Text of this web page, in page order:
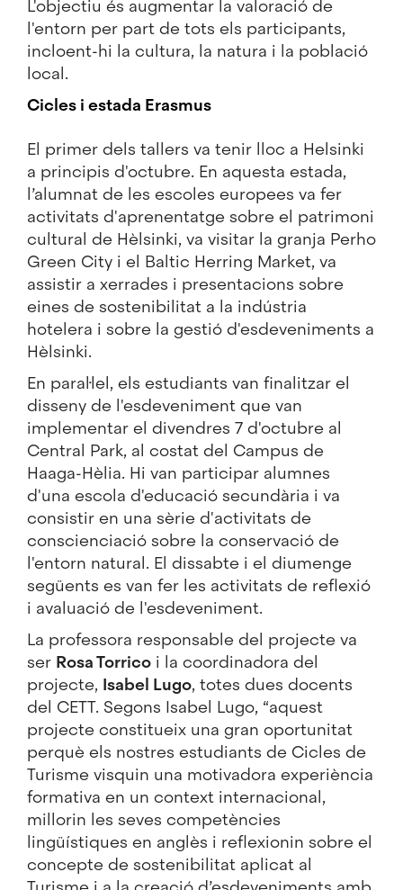
L'objectiu és augmentar la valoració de
l'entorn per part de tots els participants,
incloent-hi la cultura, la natura i la població
local.
Cicles i estada Erasmus
El primer dels tallers va tenir lloc a Helsinki
a principis d'octubre. En aquesta estada,
l’alumnat de les escoles europees va fer
activitats d'aprenentatge sobre el patrimoni
cultural de Hèlsinki, va visitar la granja Perho
Green City i el Baltic Herring Market, va
assistir a xerrades i presentacions sobre
eines de sostenibilitat a la indústria
hotelera i sobre la gestió d'esdeveniments a
Hèlsinki.
En paral·lel, els estudiants van finalitzar el
disseny de l'esdeveniment que van
implementar el divendres 7 d'octubre al
Central Park, al costat del Campus de
Haaga-Hèlia. Hi van participar alumnes
d'una escola d'educació secundària i va
consistir en una sèrie d'activitats de
conscienciació sobre la conservació de
l'entorn natural. El dissabte i el diumenge
següents es van fer les activitats de reflexió
i avaluació de l'esdeveniment.
La professora responsable del projecte va
ser Rosa Torrico i la coordinadora del
projecte, Isabel Lugo, totes dues docents
del CETT. Segons Isabel Lugo, “aquest
projecte constitueix una gran oportunitat
perquè els nostres estudiants de Cicles de
Turisme visquin una motivadora experiència
formativa en un context internacional,
millorin les seves competències
lingüístiques en anglès i reflexionin sobre el
concepte de sostenibilitat aplicat al